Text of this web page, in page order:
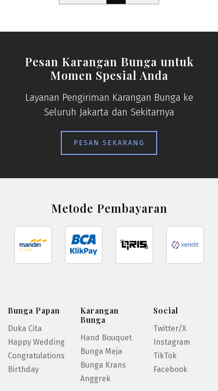
Pesan Karangan Bunga untuk
Momen Spesial Anda
Layanan Pengiriman Karangan Bunga ke
Seluruh Jakarta dan Sekitarnya
PESAN SEKARANG
Metode Pembayaran
Bunga Papan
Duka Cita
Happy Wedding
Congratulations
Birthday
Karangan
Bunga
Hand Bouquet
Bunga Meja
Bunga Krans
Anggrek
Social
Twitter/X
Instagram
TikTok
Facebook